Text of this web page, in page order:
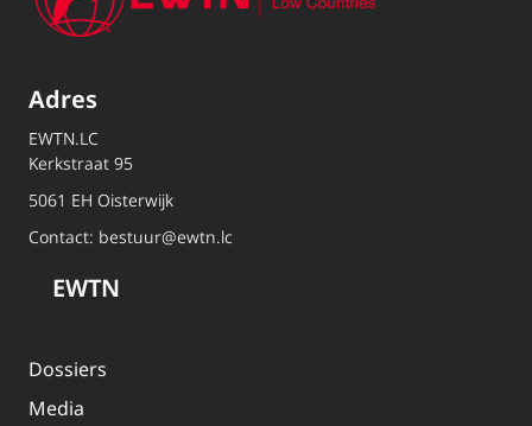
Adres
EWTN.LC
Kerkstraat 95
5061 EH Oisterwijk
Contact: bestuur@ewtn.lc
EWTN
Dossiers
Media